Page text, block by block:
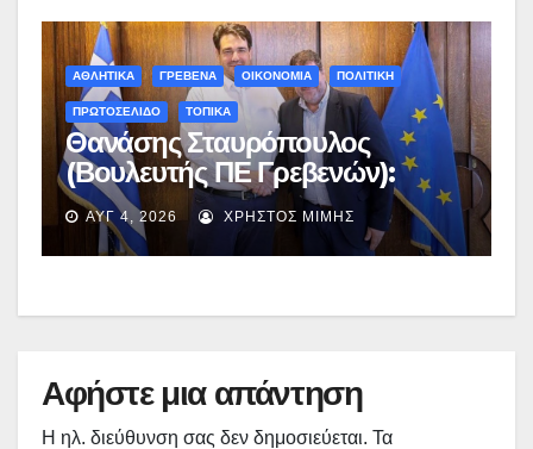
ΑΘΛΗΤΙΚΑ ΓΡΕΒΕΝΑ ΟΙΚΟΝΟΜΙΑ ΠΟΛΙΤΙΚΗ
ΠΡΩΤΟΣΕΛΙΔΟ ΤΟΠΙΚΑ
Θανάσης Σταυρόπουλος
(Βουλευτής ΠΕ Γρεβενών):
Έκτακτη χρηματοδότηση
400.000€ για επιπλέον
εργασίες στο Δημοτικό Στάδιο
ΑΥΓ 4, 2026 ΧΡΉΣΤΟΣ ΜΊΜΗΣ
Αφήστε μια απάντηση
Η ηλ. διεύθυνση σας δεν δημοσιεύεται. Τα